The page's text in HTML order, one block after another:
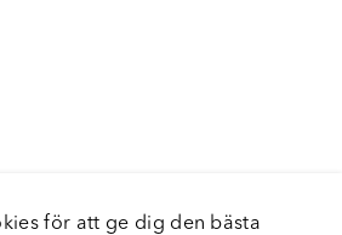
för att ge dig den bästa